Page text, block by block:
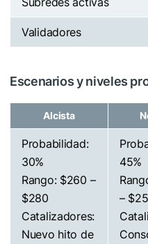
Validadores
Escenarios y niveles
Alcista
Probabilidad:
30%
Rango: $260 –
$280
Catalizadores:
Nuevo hito de
45%
–